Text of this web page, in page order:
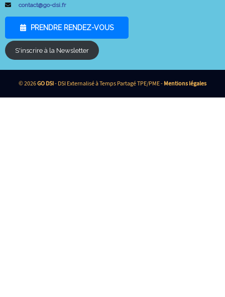
contact@go-dsi.fr
PRENDRE RENDEZ-VOUS
S'inscrire à la Newsletter
© 2026GO DSI- DSI Externalisé à Temps Partagé TPE/PME -Mentions légales